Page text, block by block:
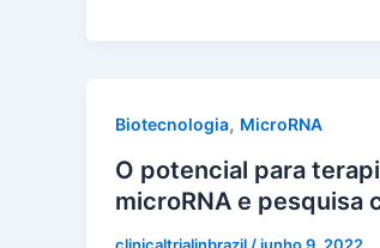
Biotecnologia, MicroRNA
O potencial para
microRNA e pesquisa
clinicaltrialinbrazil /junho 9, 2022